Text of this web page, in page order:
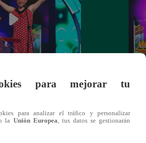
tras caer ante Germánpara mejorar tu
para analizar el tráfico y personalizar
la Unión Europea , tus datos se gestionarán